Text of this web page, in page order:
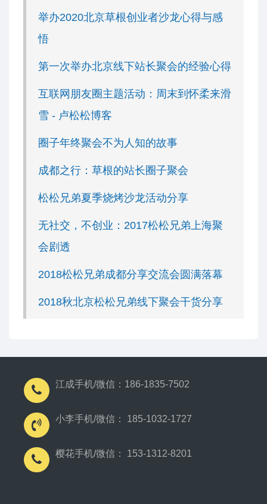
举办2020北京草根创业者沙龙心得与感
悟
第一次举办北京线下站长聚会的经验心得
互联网朋友圈主题活动：周末到怀柔来滑
雪 - 卢松松博客
圈子年终聚会不为人知的故事
成都之行：草根的站长圈子聚会
松松兄弟夏季烧烤沙龙活动分享
无社交，不创业：2017松松兄弟上海聚
会剧透
2018松松兄弟成都分享交流会圆满落幕
2018秋北京松松兄弟线下聚会干货分享
江成手机/微信：186-1835-7502
小李手机/微信： 185-1032-1727
樱花手机/微信： 153-1312-8201